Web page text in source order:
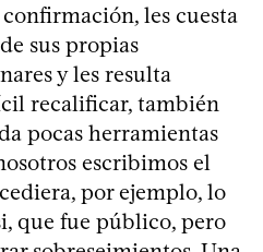
les cuesta
sus propias
y les resulta
recalificar, también
pocas herramientas
escribimos el
por ejemplo, lo
que fue público, pero